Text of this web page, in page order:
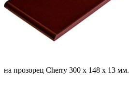
на прозорец Cherry 300 x 148 x 13 мм.